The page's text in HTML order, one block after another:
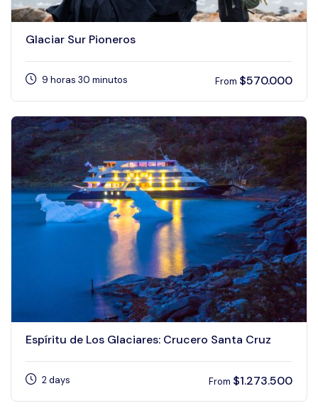
Glaciar Sur Pioneros
9 horas 30 minutos From $570.000
Espíritu de Los Glaciares: Crucero Santa Cruz
2 days From $1.273.500